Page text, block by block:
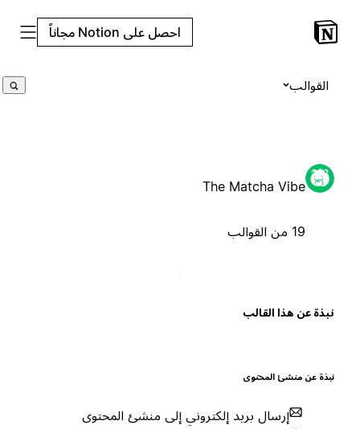
احصل على Notion مجاناً
القوالب
The Matcha Vibe
عن هذا القالب
عن منشئ المحتوى
إرسال بريد إلكتروني إلى منشئ المحتوى